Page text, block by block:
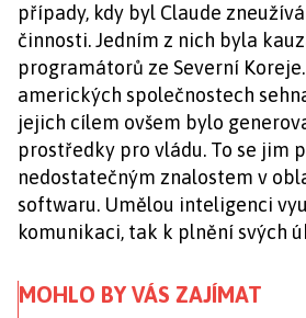
případy, kdy byl Claude
činnosti. Jedním z nich byla
programátorů ze Severní
amerických společnostech
jejich cílem ovšem bylo
prostředky pro vládu. To se jim
nedostatečným znalostem v
softwaru. Umělou inteligenci
komunikaci, tak k plnění svých
MOHLO BY VÁS ZAJÍMAT